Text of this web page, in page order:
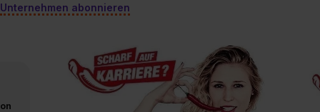
Unternehmen abonnieren